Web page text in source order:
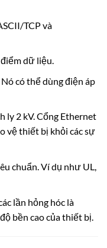
TCP và
dữ liệu.
có thể dùng điện áp
ly 2 kV. Cổng Ethernet
vệ thiết bị khỏi các sự
chuẩn. Ví dụ như UL,
lần hỏng hóc là
bền cao của thiết bị.